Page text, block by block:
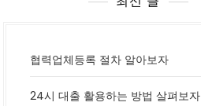
협력업체등록 절차 알아보자
24시 대출 활용하는 방법 살펴보자